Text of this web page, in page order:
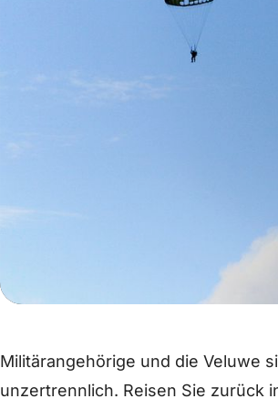
Militärangehörige und die Veluwe
unzertrennlich. Reisen Sie zurück